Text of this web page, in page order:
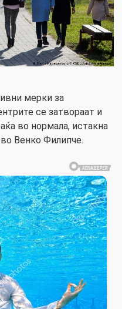
мерки за
се затвораат и
во нормала, истакна
Венко Филипче.